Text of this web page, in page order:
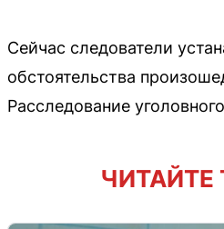
Сейчас следователи
обстоятельства
Расследование
ЧИТАЙТЕ